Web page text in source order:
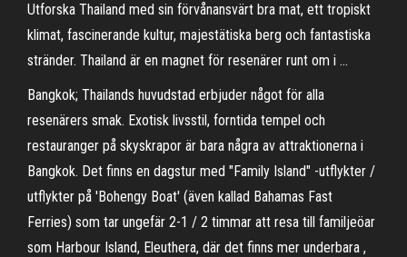
Utforska Thailand med sin förvånansvärt bra mat, ett tropiskt
klimat, fascinerande kultur, majestätiska berg och fantastiska
stränder. Thailand är en magnet för resenärer runt om i …
Bangkok; Thailands huvudstad erbjuder något för alla
resenärers smak. Exotisk livsstil, forntida tempel och
restauranger på skyskrapor är bara några av attraktionerna i
Bangkok. Det finns en dagstur med "Family Island" -utflykter /
utflykter på 'Bohengy Boat' (även kallad Bahamas Fast
Ferries) som tar ungefär 2-1 / 2 timmar att resa till familjeöar
som Harbour Island, Eleuthera, där det finns mer underbara ,